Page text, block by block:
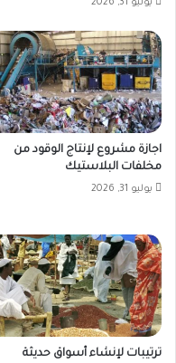
يوليو 31, 2026
اجازة مشروع لإنتاج الوقود من
مخلفات البلاستيك
يوليو 31, 2026
ترتيبات لإنشاء أسواق حديثة